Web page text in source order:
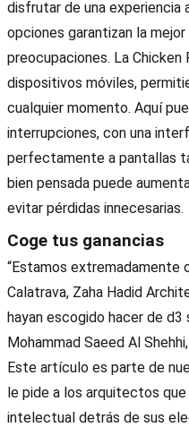
disfrutar de una experiencia
opciones garantizan la
preocupaciones. La
dispositivos móviles,
cualquier momento. Aquí
interrupciones, con una
perfectamente a pantallas
bien pensada puede
evitar pérdidas innecesarias.
Coge tus ganancias
“Estamos extremadamente
Calatrava, Zaha Hadid
hayan escogido hacer de d3
Mohammad Saeed Al
Este artículo es parte de
le pide a los arquitectos
intelectual detrás de sus